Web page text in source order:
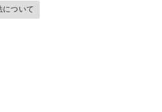
販売 一倉定
について